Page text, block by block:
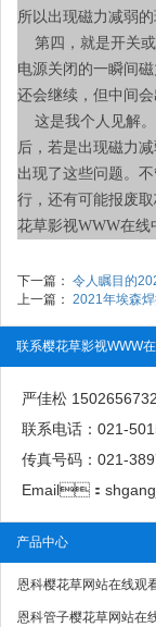
所以出现磁力减弱的现象
第四，就是开
电源关闭的一瞬间磁力
还会继续，但中间
这是我个人见解
后，若是出现磁
出现了这些问题
行，还有可能报废
花草影视WWW在线中
下一篇： 令人瞩目的
上一篇： 2021年埃森
联系樱花草影视WWW
严佳松
联系电话：021-
传真号码：021-
Email：
产品中心
恩科樱花草网站在线观
恩科管子樱花草网站在